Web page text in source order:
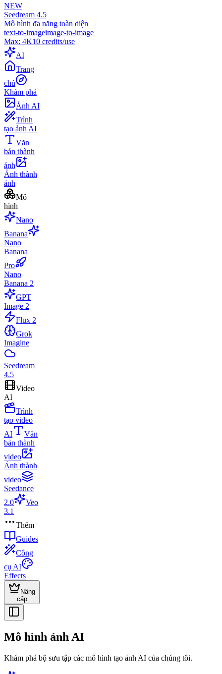
NEW
Seedream 4.5
Mô hình đa năng toàn diện
text-to-imageimage-to-image
Max: 4K10 credits/use
AI
Trang
chủ
Khám phá
Ảnh AI
Trình
tạo ảnh AI
Văn
bản thành
ảnh
Ảnh thành
ảnh
Mô
hình
Nano
Banana
Nano
Banana
Pro
Nano
Banana 2
GPT
Image 2
Flux 2
Grok
Imagine
Seedream
4.5
Video
AI
Trình
tạo video
AI
Văn
bản thành
video
Ảnh thành
video
Seedance
2.0
Veo
3.1
Thêm
Guides
Công
cụ AI
Effects
Nâng
cấp
Mô hình ảnh AI
Khám phá bộ sưu tập các mô hình tạo ảnh AI của chúng tôi.